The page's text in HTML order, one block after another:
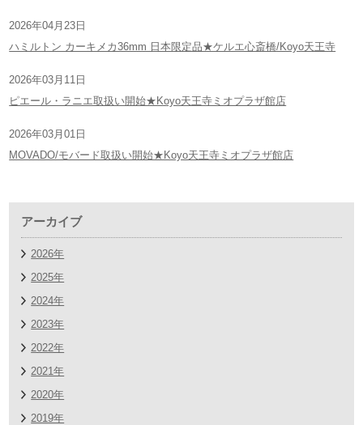
2026年04月23日
ハミルトン カーキメカ36mm 日本限定品★ケルエ心斎橋/Koyo天王寺
2026年03月11日
ピエール・ラニエ取扱い開始★Koyo天王寺ミオプラザ館店
2026年03月01日
MOVADO/モバード取扱い開始★Koyo天王寺ミオプラザ館店
アーカイブ
2026年
2025年
2024年
2023年
2022年
2021年
2020年
2019年